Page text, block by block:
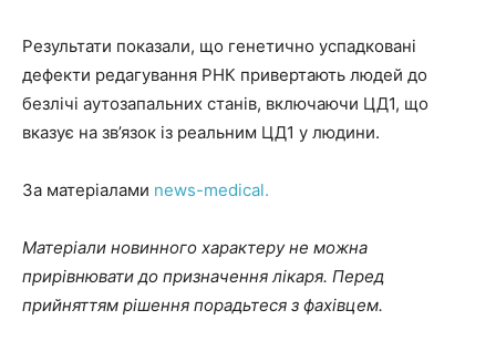
Результати показали, що генетично успадковані
дефекти редагування РНК привертають людей до
безлічі аутозапальних станів, включаючи ЦД1, що
вказує на зв’язок із реальним ЦД1 у людини.
За матеріалами news-medical.
Матеріали новинного характеру не можна
прирівнювати до призначення лікаря. Перед
прийняттям рішення порадьтеся з фахівцем.